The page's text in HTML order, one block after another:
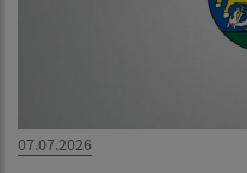
07.07.2026